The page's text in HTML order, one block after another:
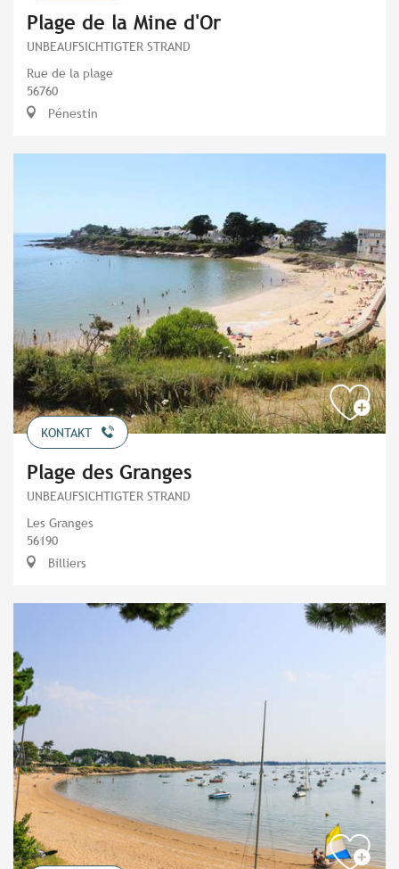
Plage de la Mine d'Or
UNBEAUFSICHTIGTER STRAND
Rue de la plage
56760
Pénestin
KONTAKT
Plage des Granges
UNBEAUFSICHTIGTER STRAND
Les Granges
56190
Billiers